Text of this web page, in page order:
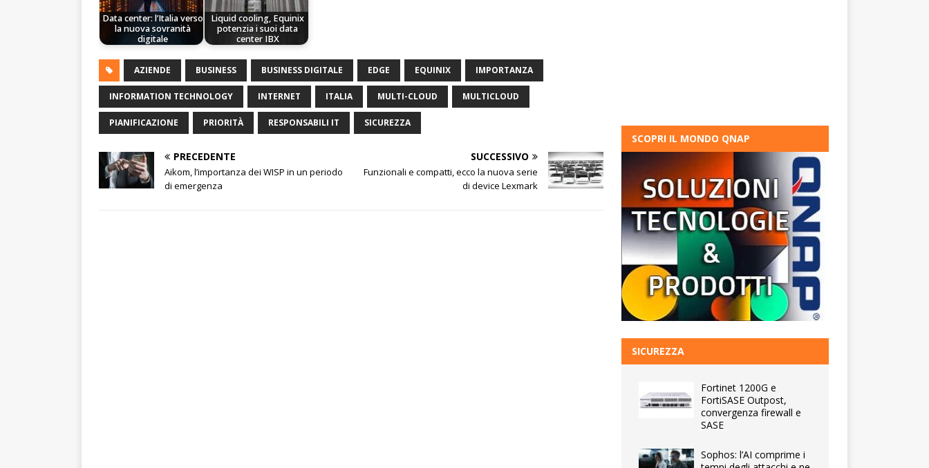
Data center: l’Italia verso
la nuova sovranità
digitale
Liquid cooling, Equinix
potenzia i suoi data
center IBX
AZIENDE BUSINESS BUSINESS DIGITALE EDGE EQUINIX IMPORTANZA
INFORMATION TECHNOLOGY INTERNET ITALIA MULTI-CLOUD MULTICLOUD
PIANIFICAZIONE PRIORITÀ RESPONSABILI IT SICUREZZA
PRECEDENTE
Aikom, l’importanza dei WISP in un periodo
di emergenza
SUCCESSIVO
Funzionali e compatti, ecco la nuova serie
di device Lexmark
SCOPRI IL MONDO QNAP
SICUREZZA
Fortinet 1200G e
FortiSASE Outpost,
convergenza firewall e
SASE
Sophos: l’AI comprime i